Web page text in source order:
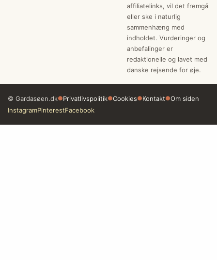
affiliatelinks, vil det fremgå
eller ske i naturlig
sammenhæng med
indholdet. Vurderinger og
anbefalinger er
redaktionelle og lavet med
danske rejsende for øje.
© Gardasøen.dk●Privatlivspolitik●Cookies●Kontakt●Om siden
InstagramPinterestFacebook